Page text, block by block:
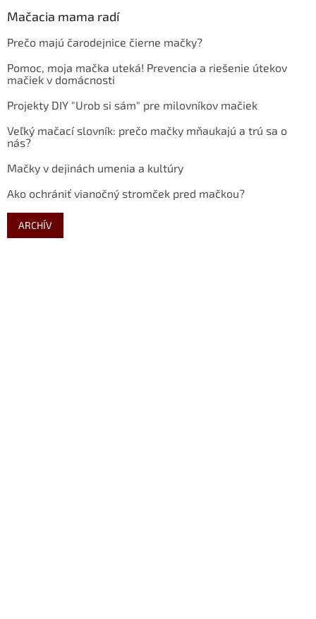
Mačacia mama radí
Prečo majú čarodejnice čierne mačky?
Pomoc, moja mačka uteká! Prevencia a riešenie útekov
mačiek v domácnosti
Projekty DIY "Urob si sám" pre milovníkov mačiek
Veľký mačací slovník: prečo mačky mňaukajú a trú sa o
nás?
Mačky v dejinách umenia a kultúry
Ako ochrániť vianočný stromček pred mačkou?
ARCHÍV